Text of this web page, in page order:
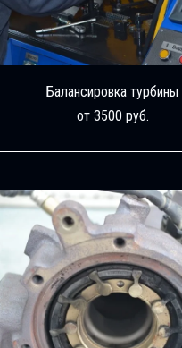
Балансировка турбины
от 3500 руб.